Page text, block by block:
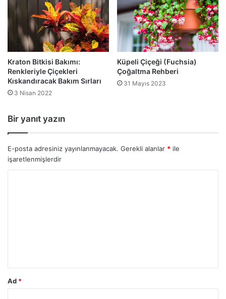
Kraton Bitkisi Bakımı:
Renkleriyle Çiçekleri
Kıskandıracak Bakım Sırları
3 Nisan 2022
Küpeli Çiçeği (Fuchsia)
Çoğaltma Rehberi
31 Mayıs 2023
Bir yanıt yazın
E-posta adresiniz yayınlanmayacak. Gerekli alanlar * ile
işaretlenmişlerdir
Ad *